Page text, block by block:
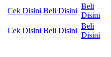
Cek Disini Beli Disini
Beli
Disini
Cek Disini Beli Disini
Beli
Disini